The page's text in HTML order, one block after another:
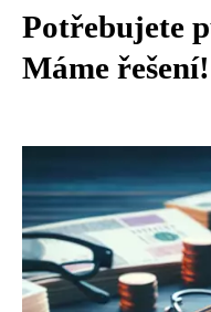
Potřebujete
Máme řešení!